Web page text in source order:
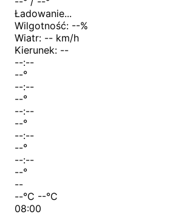
Ładowanie...
Wilgotność: --%
Wiatr: -- km/h
Kierunek: --
--:--
--°
--:--
--°
--:--
--°
--:--
--°
--:--
--°
--
--°C --°C
08:00